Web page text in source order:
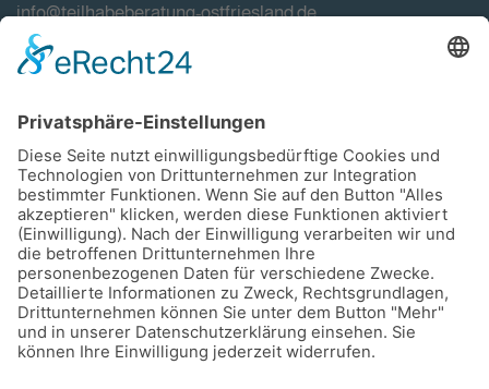
info@teilhabeberatung-ostfriesland.de
Förderung